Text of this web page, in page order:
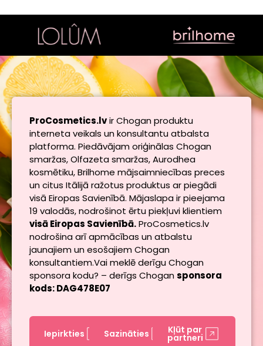
ProCosmetics.lvir Chogan produktu
interneta veikals un konsultantu atbalsta
platforma. Piedāvājam oriģinālas Chogan
smaržas, Olfazeta smaržas, Aurodhea
kosmētiku, Brilhome mājsaimniecības preces
un citus Itālijā ražotus produktus ar piegādi
visā Eiropas Savienībā. Mājaslapa ir pieejama
19 valodās, nodrošinot ērtu piekļuvi klientiem
visā Eiropas Savienībā.ProCosmetics.lv
nodrošina arī apmācības un atbalstu
jaunajiem un esošajiem Chogan
konsultantiem.Vai meklē derīgu Chogan
sponsora kodu? – derīgs Chogansponsora
kods: DAG478E07
Iepirkties Sazināties Kļūt par
partneri